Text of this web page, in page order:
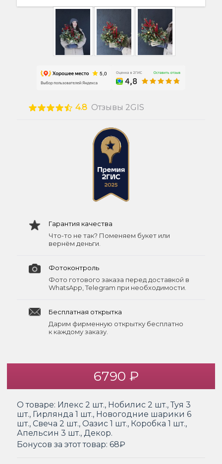
4.8 Отзывы 2GIS
Гарантия качества
Что-то не так? Поменяем букет или
вернём деньги.
Фотоконтроль
Фото готового заказа перед доставкой в
WhatsApp, Telegram при необходимости.
Бесплатная открытка
Дарим фирменную открытку бесплатно
к каждому заказу.
6790 ₽
О товаре: Илекс 2 шт., Нобилис 2 шт., Туя 3
шт., Гирлянда 1 шт., Новогодние шарики 6
шт., Свеча 2 шт., Оазис 1 шт., Коробка 1 шт.,
Апельсин 3 шт., Декор.
Бонусов за этот товар: 68₽